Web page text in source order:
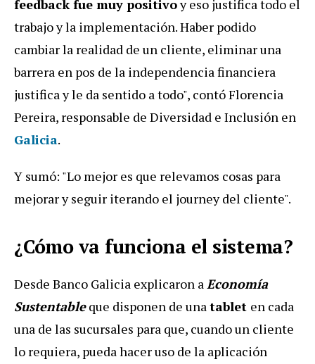
feedback fue muy positivoy eso justifica todo el
trabajo y la implementación. Haber podido
cambiar la realidad de un cliente, eliminar una
barrera en pos de la independencia financiera
justifica y le da sentido a todo", contó Florencia
Pereira, responsable de Diversidad e Inclusión en
Galicia.
Y sumó: "Lo mejor es que relevamos cosas para
mejorar y seguir iterando el journey del cliente".
¿Cómo va funciona el sistema?
Desde Banco Galicia explicaron aEconomía
Sustentableque disponen de unatablet en cada
una de las sucursales para que, cuando un cliente
lo requiera, pueda hacer uso de la aplicación